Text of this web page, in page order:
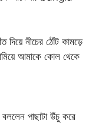
দিয়ে নীচের ঠোঁট কামড়ে
আমাকে কোল থেকে
পাছাটা উঁচু করে